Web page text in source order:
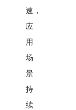
速，
应
用
场
景
持
续